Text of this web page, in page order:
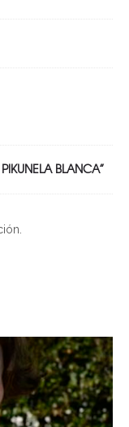
BLANCA”